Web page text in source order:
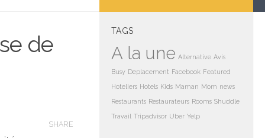
de
SHARE
TAGS
A la une Alternative Avis
Busy Deplacement Facebook Featured
Hoteliers Hotels Kids Maman Mom news
Restaurants Restaurateurs Rooms Shuddle
Travail Tripadvisor Uber Yelp